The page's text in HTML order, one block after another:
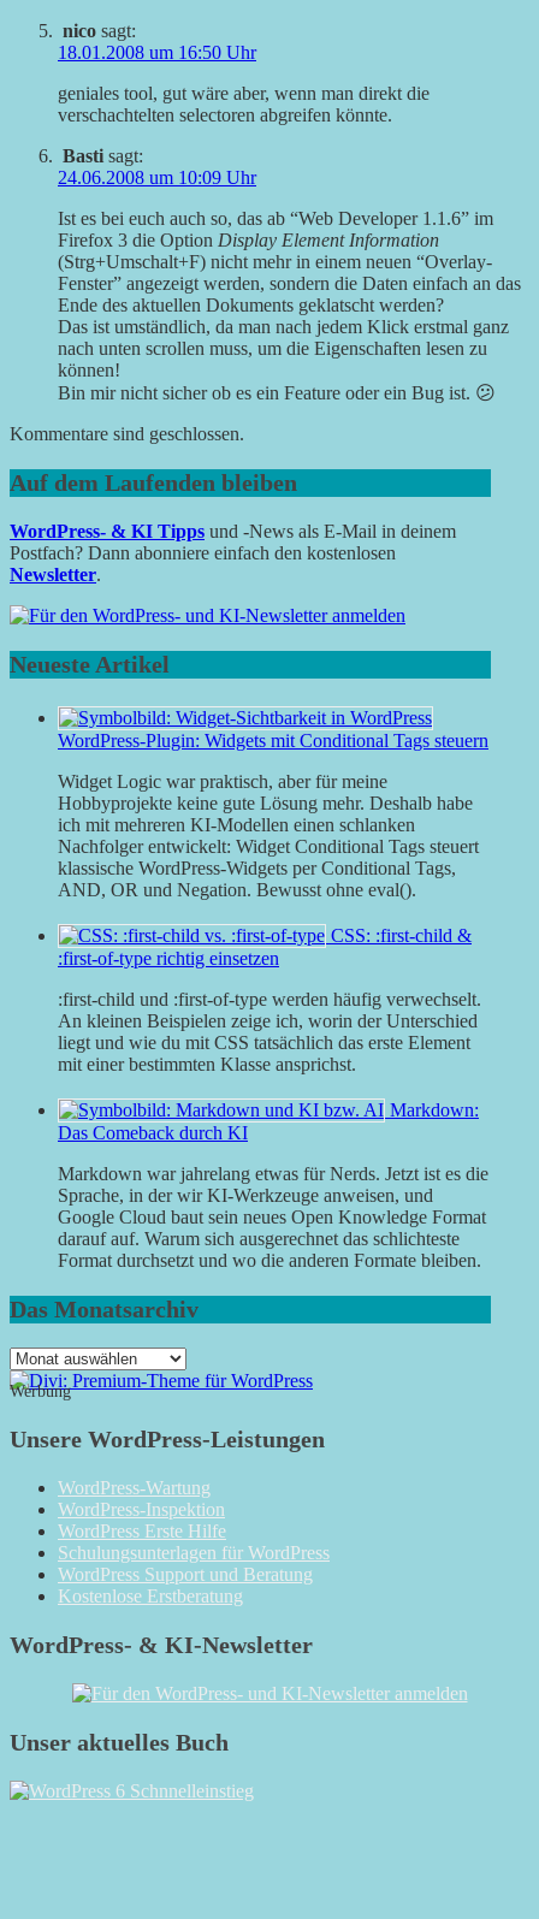
nico sagt:
18.01.2008 um 16:50 Uhr
geniales tool, gut wäre aber, wenn man direkt die
verschachtelten selectoren abgreifen könnte.
Basti sagt:
24.06.2008 um 10:09 Uhr
Ist es bei euch auch so, das ab “Web Developer 1.1.6” im
Firefox 3 die Option Display Element Information
(Strg+Umschalt+F) nicht mehr in einem neuen “Overlay-
Fenster” angezeigt werden, sondern die Daten einfach an das
Ende des aktuellen Dokuments geklatscht werden?
Das ist umständlich, da man nach jedem Klick erstmal ganz
nach unten scrollen muss, um die Eigenschaften lesen zu
können!
Bin mir nicht sicher ob es ein Feature oder ein Bug ist. 😕
Kommentare sind geschlossen.
Auf dem Laufenden bleiben
WordPress- & KI Tipps und -News als E-Mail in deinem
Postfach? Dann abonniere einfach den kostenlosen
Newsletter.
Neueste Artikel
WordPress-Plugin: Widgets mit Conditional Tags steuern
Widget Logic war praktisch, aber für meine
Hobbyprojekte keine gute Lösung mehr. Deshalb habe
ich mit mehreren KI-Modellen einen schlanken
Nachfolger entwickelt: Widget Conditional Tags steuert
klassische WordPress-Widgets per Conditional Tags,
AND, OR und Negation. Bewusst ohne eval().
CSS: :first-child &
:first-of-type richtig einsetzen
:first-child und :first-of-type werden häufig verwechselt.
An kleinen Beispielen zeige ich, worin der Unterschied
liegt und wie du mit CSS tatsächlich das erste Element
mit einer bestimmten Klasse ansprichst.
Markdown:
Das Comeback durch KI
Markdown war jahrelang etwas für Nerds. Jetzt ist es die
Sprache, in der wir KI-Werkzeuge anweisen, und
Google Cloud baut sein neues Open Knowledge Format
darauf auf. Warum sich ausgerechnet das schlichteste
Format durchsetzt und wo die anderen Formate bleiben.
Das Monatsarchiv
Das
Monatsarchiv
Werbung
Unsere WordPress-Leistungen
WordPress-Wartung
WordPress-Inspektion
WordPress Erste Hilfe
Schulungsunterlagen für WordPress
WordPress Support und Beratung
Kostenlose Erstberatung
WordPress- & KI-Newsletter
Unser aktuelles Buch